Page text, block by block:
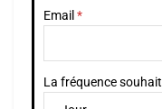
Email
La fréquence